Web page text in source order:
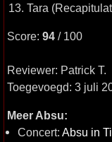
13. Tara
Score: 94 / 100
Reviewer: Patrick T.
Toegevoegd: 3 juli
Meer Absu:
Concert: Absu in